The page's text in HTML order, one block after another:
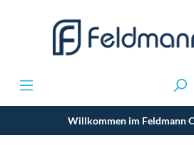
Willkommen im Feldmann